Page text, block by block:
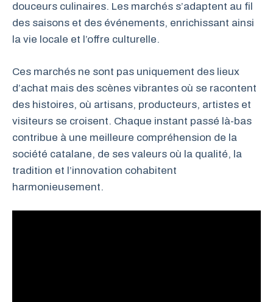
douceurs culinaires. Les marchés s’adaptent au fil
des saisons et des événements, enrichissant ainsi
la vie locale et l’offre culturelle.
Ces marchés ne sont pas uniquement des lieux
d’achat mais des scènes vibrantes où se racontent
des histoires, où artisans, producteurs, artistes et
visiteurs se croisent. Chaque instant passé là-bas
contribue à une meilleure compréhension de la
société catalane, de ses valeurs où la qualité, la
tradition et l’innovation cohabitent
harmonieusement.